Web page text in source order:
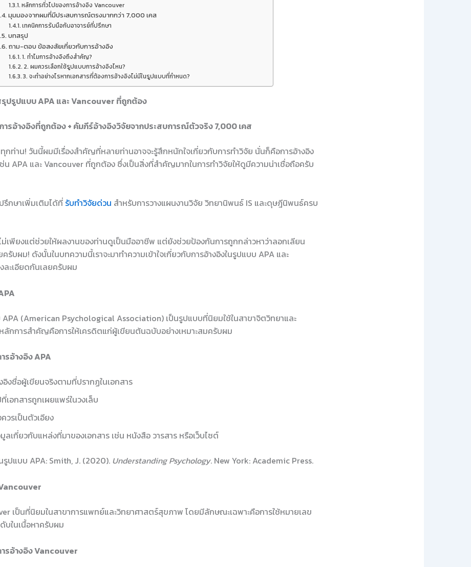
หลักการทั่วไปของการอ้างอิง Vancouver
มุมมองจากผมที่มีประสบการณ์ตรงมากกว่า 7,000 เคส
เทคนิคการรับมือกับอาจารย์ที่ปรึกษา
บทสรุป
ถาม-ตอบ ข้อสงสัยเกี่ยวกับการอ้างอิง
1. ทำไมการอ้างอิงถึงสำคัญ?
2. ผมควรเลือกใช้รูปแบบการอ้างอิงไหน?
3. จะทำอย่างไรหากเอกสารที่ต้องการอ้างอิงไม่มีในรูปแบบที่กำหนด?
ปรูปแบบ APA และ Vancouver ที่ถูกต้อง
รอ้างอิงที่ถูกต้อง + คัมภีร์อ้างอิงวิจัยจากประสบการณ์ตัวจริง 7,000 เคส
ท่าน! วันนี้ผมมีเรื่องสำคัญที่หลายท่านอาจจะรู้สึกหนักใจเกี่ยวกับการทำวิจัย นั่นก็คือการอ้างอิง
น APA และ Vancouver ที่ถูกต้อง ซึ่งเป็นสิ่งที่สำคัญมากในการทำวิจัยให้ดูมีความน่าเชื่อถือครับ
รึกษาเพิ่มเติมได้ที่ รับทำวิจัยด่วน สำหรับการวางแผนงานวิจัย วิทยานิพนธ์ IS และดุษฎีนิพนธ์ครบ
ม่เพียงแต่ช่วยให้ผลงานของท่านดูเป็นมืออาชีพ แต่ยังช่วยป้องกันการถูกกล่าวหาว่าลอกเลียน
บผม! ดังนั้นในบทความนี้เราจะมาทำความเข้าใจเกี่ยวกับการอ้างอิงในรูปแบบ APA และ
ละเอียดกันเลยครับผม
APA (American Psychological Association) เป็นรูปแบบที่นิยมใช้ในสาขาจิตวิทยาและ
กการสำคัญคือการให้เครดิตแก่ผู้เขียนต้นฉบับอย่างเหมาะสมครับผม
รอ้างอิง APA
อิงชื่อผู้เขียนจริงตามที่ปรากฏในเอกสาร
เอกสารถูกเผยแพร่ในวงเล็บ
วรเป็นตัวเอียง
ลเกี่ยวกับแหล่งที่มาของเอกสาร เช่น หนังสือ วารสาร หรือเว็บไซต์
รูปแบบ APA: Smith, J. (2020). Understanding Psychology. New York: Academic Press.
เป็นที่นิยมในสาขาการแพทย์และวิทยาศาสตร์สุขภาพ โดยมีลักษณะเฉพาะคือการใช้หมายเลข
บในเนื้อหาครับผม
รอ้างอิง Vancouver